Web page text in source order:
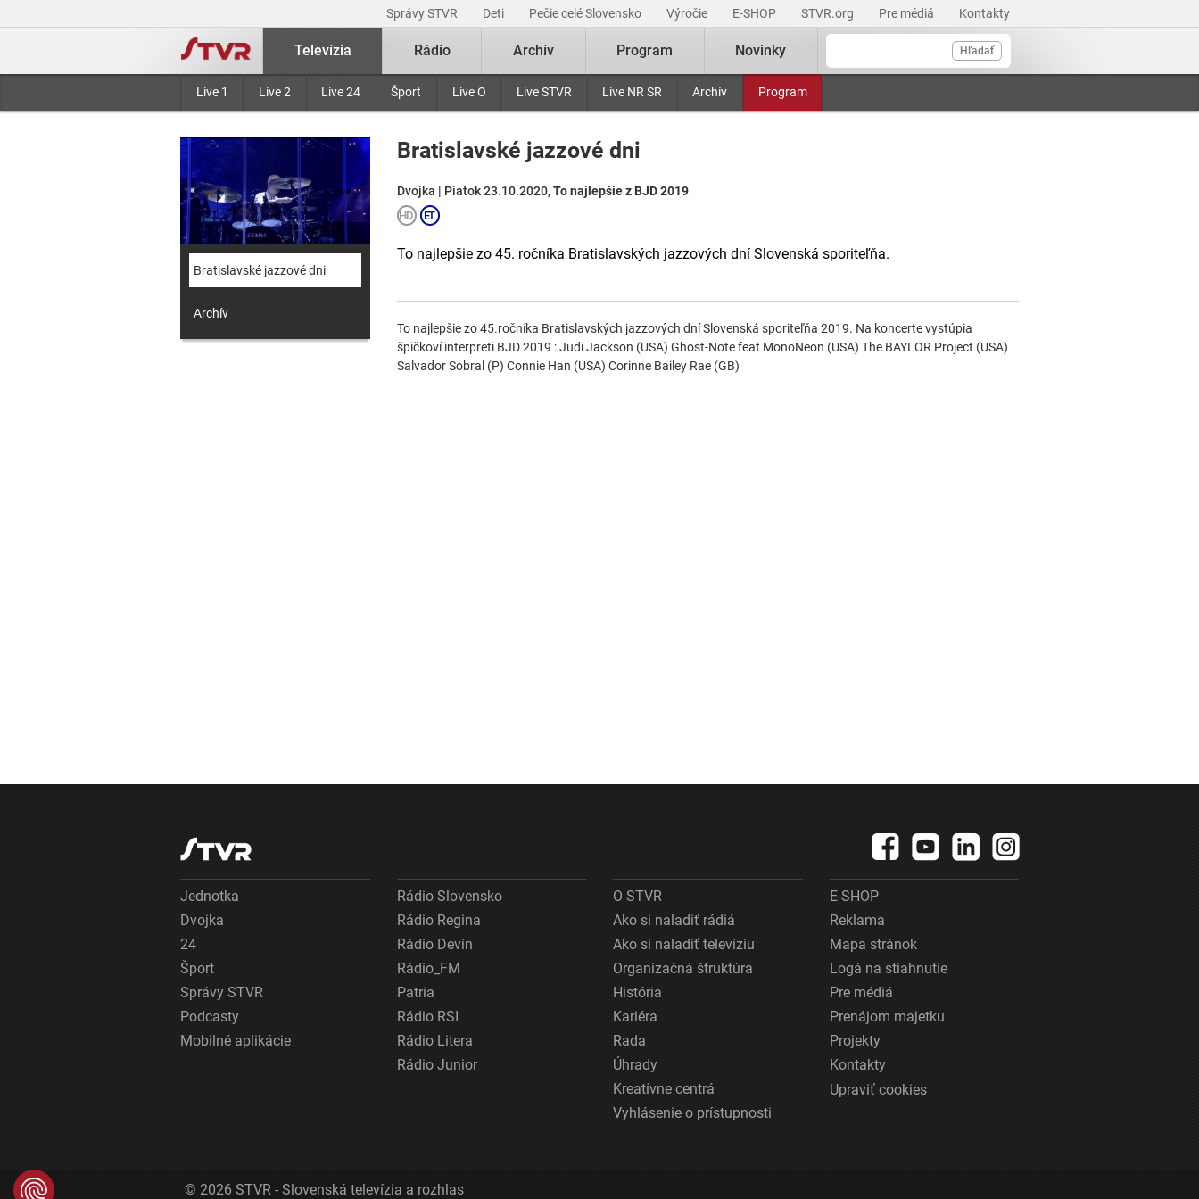
Správy STVR Deti Pečie celé Slovensko Výročie E-SHOP STVR.org Pre médiá Kontakty
Hľadať
Televízia
Live 1 Live 2 Live 24 Šport Live O Live STVR Live NR SR Archív Program
Rádio Archív Program Novinky
Bratislavské jazzové dni
Archív
Bratislavské jazzové dni
Dvojka | Piatok 23.10.2020,To najlepšie z BJD 2019
To najlepšie zo 45. ročníka Bratislavských jazzových dní Slovenská sporiteľňa.
To najlepšie zo 45.ročníka Bratislavských jazzových dní Slovenská sporiteľňa 2019. Na koncerte vystúpia
špičkoví interpreti BJD 2019 : Judi Jackson (USA) Ghost-Note feat MonoNeon (USA) The BAYLOR Project (USA)
Salvador Sobral (P) Connie Han (USA) Corinne Bailey Rae (GB)
Jednotka
Dvojka
24
Šport
Správy STVR
Podcasty
Mobilné aplikácie
Rádio Slovensko
Rádio Regina
Rádio Devín
Rádio_FM
Patria
Rádio RSI
Rádio Litera
Rádio Junior
O STVR
Ako si naladiť rádiá
Ako si naladiť televíziu
Organizačná štruktúra
História
Kariéra
Rada
Úhrady
Kreatívne centrá
Vyhlásenie o prístupnosti
E-SHOP
Reklama
Mapa stránok
Logá na stiahnutie
Pre médiá
Prenájom majetku
Projekty
Kontakty
Upraviť cookies
© 2026 STVR - Slovenská televízia a rozhlas